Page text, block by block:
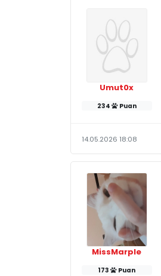
Umut0x
234 Puan
14.05.2026 18:08
MissMarple
173 Puan